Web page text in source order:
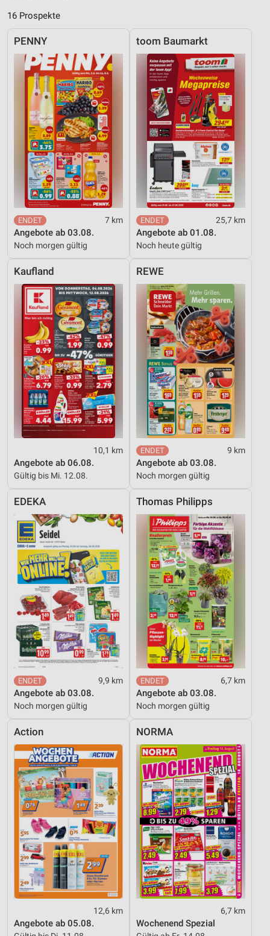
16 Prospekte
PENNY
7 km
Angebote ab 03.08.
Noch morgen gültig
toom Baumarkt
25,7 km
Angebote ab 01.08.
Noch heute gültig
Kaufland
10,1 km
Angebote ab 06.08.
Gültig bis Mi. 12.08.
REWE
9 km
Angebote ab 03.08.
Noch morgen gültig
EDEKA
9,9 km
Angebote ab 03.08.
Noch morgen gültig
Thomas Philipps
6,7 km
Angebote ab 03.08.
Noch morgen gültig
Action
12,6 km
Angebote ab 05.08.
NORMA
6,7 km
Wochenend Spezial